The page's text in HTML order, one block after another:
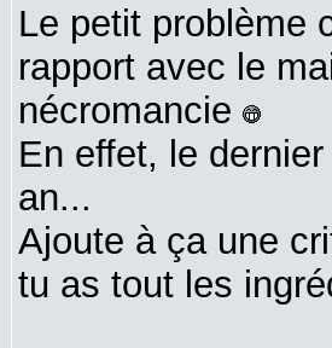
Le petit problème
rapport avec le
nécromancie
En effet, le
an...
Ajoute à ça une
tu as tout les